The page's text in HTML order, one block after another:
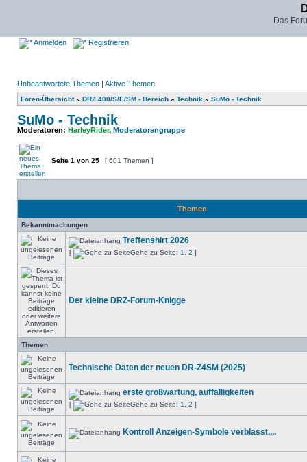
Das
Anmelden Registrieren
Unbeantwortete Themen | Aktive Themen
Foren-Übersicht» DRZ 400/S/E/SM - Bereich » Technik » SuMo - Technik
SuMo - Technik
Moderatoren: HarleyRider, Moderatorengruppe
Seite 1 von 25 [ 601 Themen ]
Themen
Bekanntmachungen
Treffenshirt 2026
[ Gehe zu Seite: 1 2 ]
Der kleine DRZ-Forum-Knigge
Themen
Technische Daten der neuen DR-Z4SM (2025)
erste großwartung, auffälligkeiten
[ Gehe zu Seite: 1 2 ]
Kontroll Anzeigen-Symbole verblasst....